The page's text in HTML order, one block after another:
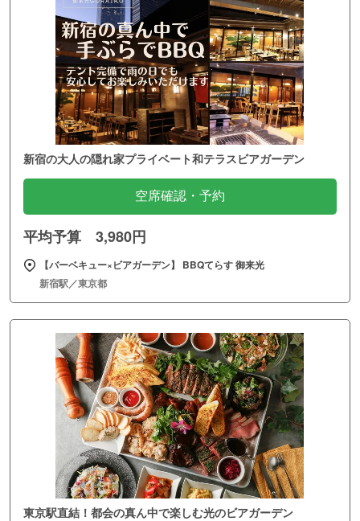
新宿の大人の隠れ家プライベート和テラスビアガーデン
空席確認・予約
平均予算 3,980円
【バーベキュー×ビアガーデン】 BBQてらす 御来光
新宿駅／東京都
東京駅直結！都会の真ん中で楽しむ光のビアガーデン